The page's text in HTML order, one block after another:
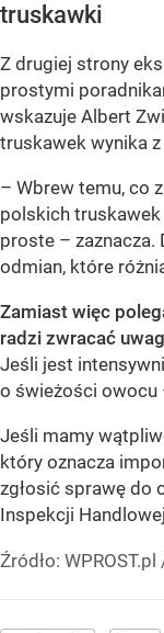
truskawki
Z drugiej strony
prostymi
wskazuje Albert
truskawek wynika
– Wbrew temu, co
polskich
proste – zaznacza.
odmian, które
Zamiast więc
radzi zwracać
Jeśli jest
o świeżości owocu
Jeśli mamy
który oznacza
zgłosić sprawę do
Inspekcji
Źródło: WPROST.pl